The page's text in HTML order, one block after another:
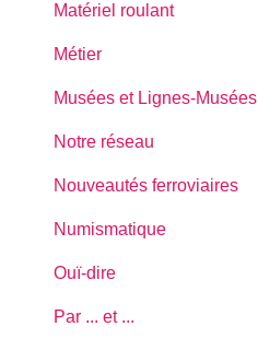
Matériel roulant
Métier
Musées et Lignes-Musées
Notre réseau
Nouveautés ferroviaires
Numismatique
Ouï-dire
Par ... et ...